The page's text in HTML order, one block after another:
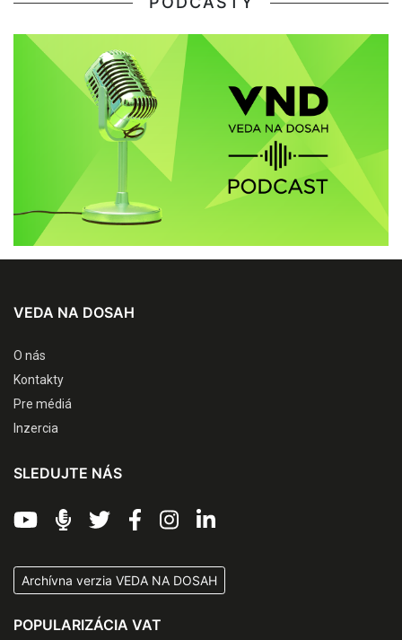
VEDA NA DOSAH
O nás
Kontakty
Pre médiá
Inzercia
SLEDUJTE NÁS
Archívna verzia VEDA NA DOSAH
POPULARIZÁCIA VAT